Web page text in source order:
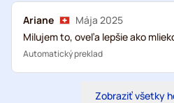
Ariane
Mája 2025
Milujem to, oveľa lepšie ako
Automatický preklad
Zobraziť všetky